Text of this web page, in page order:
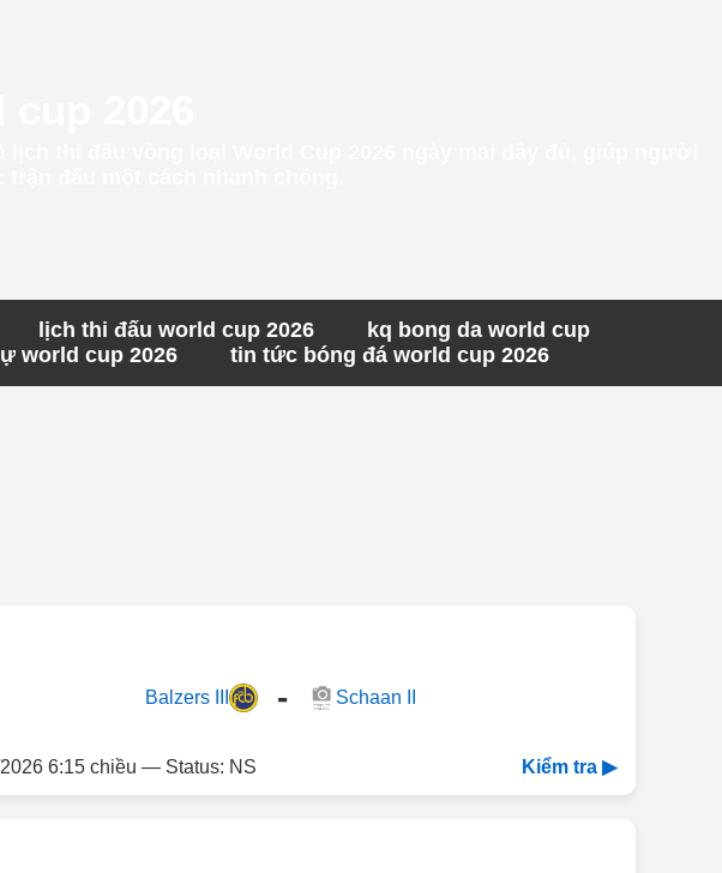
lịch thi đấu world cup 2026
kq bong da world cup
world cup 2026 tin tức bóng đá world cup 2026
Balzers III - Schaan II
6:15 chiều — Status: NS Kiểm tra ▶